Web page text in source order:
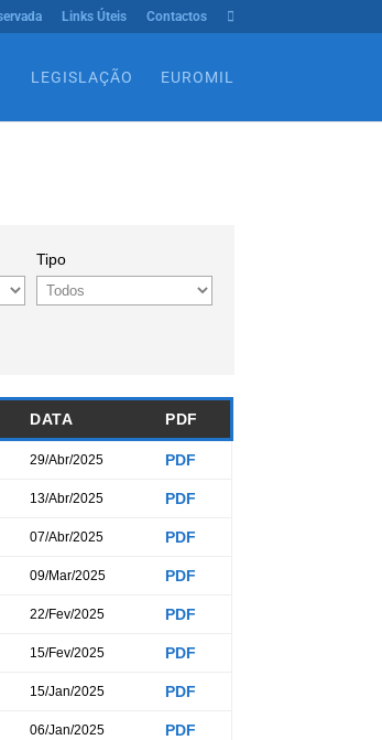
Links Úteis Contactos 
LEGISLAÇÃO EUROMIL
Tipo
DATA PDF
29/Abr/2025 PDF
13/Abr/2025 PDF
07/Abr/2025 PDF
09/Mar/2025 PDF
22/Fev/2025 PDF
15/Fev/2025 PDF
15/Jan/2025 PDF
06/Jan/2025 PDF